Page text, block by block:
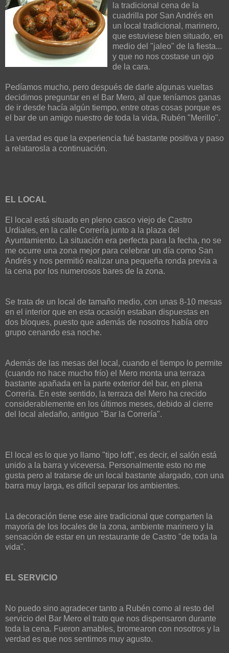
la tradicional cena de la
cuadrilla por San Andrés en
un local tradicional, marinero,
que estuviese bien situado, en
medio del "jaleo" de la fiesta...
y que no nos costase un ojo
de la cara.
Pedíamos mucho, pero después de darle algunas vueltas
decidimos preguntar en el Bar Mero, al que teníamos ganas
de ir desde hacía algún tiempo, entre otras cosas porque es
el bar de un amigo nuestro de toda la vida, Rubén "Merillo".
La verdad es que la experiencia fué bastante positiva y paso
a relatarosla a continuación.
EL LOCAL
El local está situado en pleno casco viejo de Castro
Urdiales, en la calle Correría junto a la plaza del
Ayuntamiento. La situación era perfecta para la fecha, no se
me ocurre una zona mejor para celebrar un día como San
Andrés y nos permitió realizar una pequeña ronda previa a
la cena por los numerosos bares de la zona.
Se trata de un local de tamaño medio, con unas 8-10 mesas
en el interior que en esta ocasión estaban dispuestas en
dos bloques, puesto que además de nosotros había otro
grupo cenando esa noche.
Además de las mesas del local, cuando el tiempo lo permite
(cuando no hace mucho frío) el Mero monta una terraza
bastante apañada en la parte exterior del bar, en plena
Correría. En este sentido, la terraza del Mero ha crecido
considerablemente en los últimos meses, debido al cierre
del local aledaño, antiguo "Bar la Correría".
El local es lo que yo llamo "tipo loft", es decir, el salón está
unido a la barra y viceversa. Personalmente esto no me
gusta pero al tratarse de un local bastante alargado, con una
barra muy larga, es dificil separar los ambientes.
La decoración tiene ese aire tradicional que comparten la
mayoría de los locales de la zona, ambiente marinero y la
sensación de estar en un restaurante de Castro "de toda la
vida".
EL SERVICIO
No puedo sino agradecer tanto a Rubén como al resto del
servicio del Bar Mero el trato que nos dispensaron durante
toda la cena. Fueron amables, bromearon con nosotros y la
verdad es que nos sentimos muy agusto.